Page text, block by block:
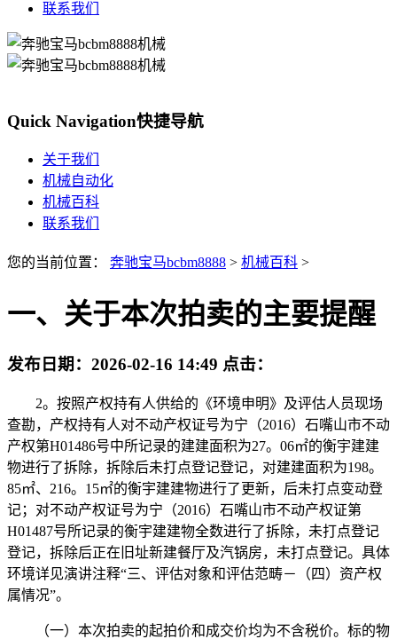
联系我们
Quick Navigation快捷导航
关于我们
机械自动化
机械百科
联系我们
您的当前位置： 奔驰宝马bcbm8888 > 机械百科 >
一、关于本次拍卖的主要提醒
发布日期： 2026-02-16 14:49 点击：
2。按照产权持有人供给的《环境申明》及评估人员现场
查勘，产权持有人对不动产权证号为宁（2016）石嘴山市不动
产权第H01486号中所记录的建建面积为27。06㎡的衡宇建建
物进行了拆除，拆除后未打点登记登记，对建建面积为198。
85㎡、216。15㎡的衡宇建建物进行了更新，后未打点变动登
记；对不动产权证号为宁（2016）石嘴山市不动产权证第
H01487号所记录的衡宇建建物全数进行了拆除，未打点登记
登记，拆除后正在旧址新建餐厅及汽锅房，未打点登记。具体
环境详见演讲注释“三、评估对象和评估范畴－（四）资产权
属情况”。
（一）本次拍卖的起拍价和成交价均为不含税价。标的物